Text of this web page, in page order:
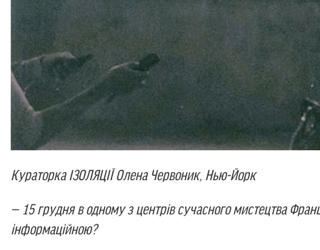
Кураторка ІЗОЛЯЦІЇ Олена Червоник, Нью-Йорк
— 15 грудня в одному з центрів сучасного мистецтва
інформаційною?